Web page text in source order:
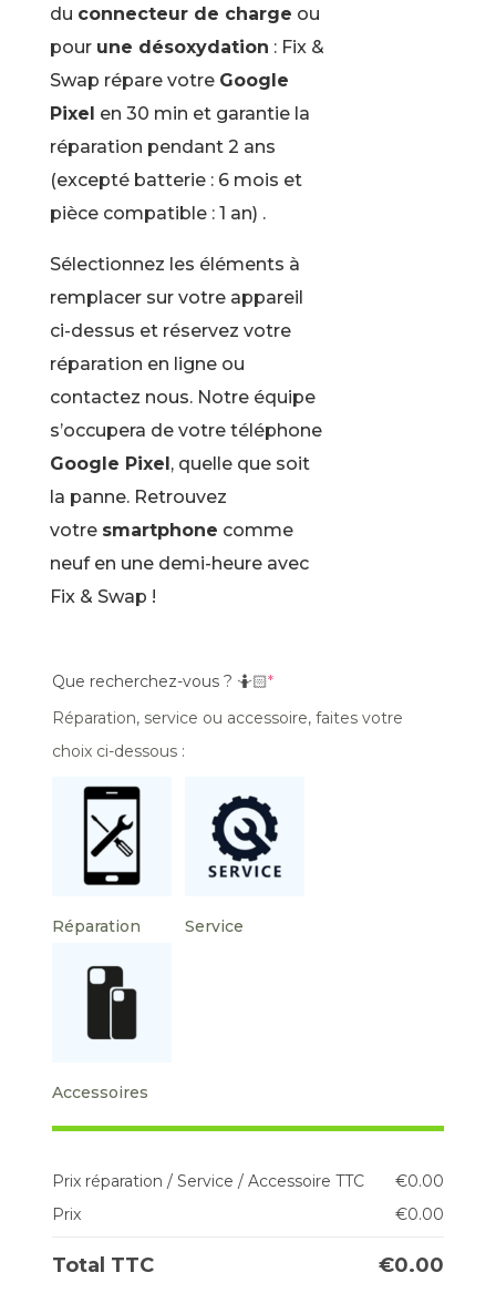
du connecteur de charge ou
pour une désoxydation : Fix &
Swap répare votre Google
Pixel en 30 min et garantie la
réparation pendant 2 ans
(excepté batterie : 6 mois et
pièce compatible : 1 an) .
Sélectionnez les éléments à
remplacer sur votre appareil
ci-dessus et réservez votre
réparation en ligne ou
contactez nous. Notre équipe
s’occupera de votre téléphone
Google Pixel, quelle que soit
la panne. Retrouvez
votre smartphone comme
neuf en une demi-heure avec
Fix & Swap !
Que recherchez-vous ? 🤷🏻*
Réparation, service ou accessoire, faites votre
choix ci-dessous :
Réparation Service
Accessoires
Prix réparation / Service / Accessoire TTC €0.00
Prix
€0.00
Total TTC €0.00